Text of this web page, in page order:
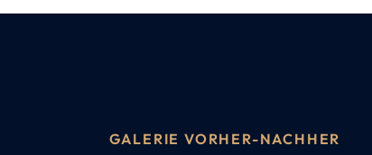
GALERIE VORHER-NACHHER